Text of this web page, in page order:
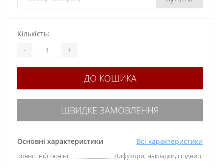
Основні характеристики Всі характеристики
Зовнішній тюнінг: Дифузори, накладки, спідниці
Кількість:
- +
ДО КОШИКА
ШВИДКЕ ЗАМОВЛЕННЯ